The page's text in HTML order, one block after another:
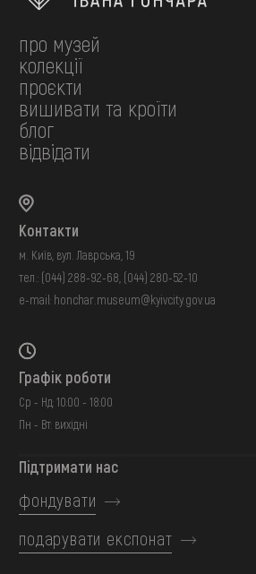
про музей
колекції
проєкти
вишивати та кроїти
блог
відвідати
Контакти
м. Київ, вул. Лаврська, 19
тел.: (044) 288-92-68 (044) 280-52-10
e-mail: honchar.museum@kyivcity.gov.ua
Графік роботи
Ср - Нд: 10:00 - 18:00
Пн - Вт: вихідні
Підтримати нас
фондувати
подарувати експонат